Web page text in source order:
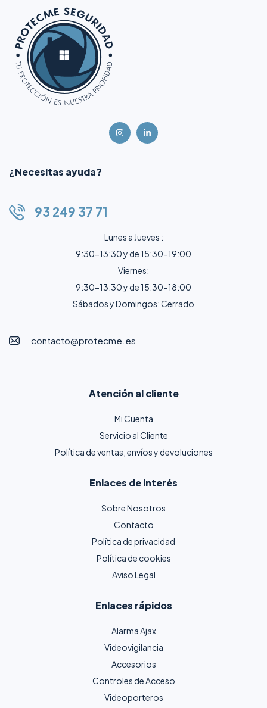
¿Necesitas ayuda?
93 249 37 71
Lunes a Jueves :
9:30-13:30 y de 15:30-19:00
Viernes:
9:30-13:30 y de 15:30-18:00
Sábados y Domingos: Cerrado
contacto@protecme.es
Atención al cliente
Mi Cuenta
Servicio al Cliente
Política de ventas, envíos y devoluciones
Enlaces de interés
Sobre Nosotros
Contacto
Política de privacidad
Política de cookies
Aviso Legal
Enlaces rápidos
Alarma Ajax
Videovigilancia
Accesorios
Controles de Acceso
Videoporteros